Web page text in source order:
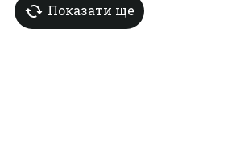
Показати ще